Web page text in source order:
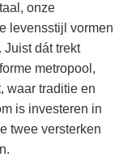
onze
levensstijl vormen
dát trekt
metropool,
waar traditie en
is investeren in
twee versterken